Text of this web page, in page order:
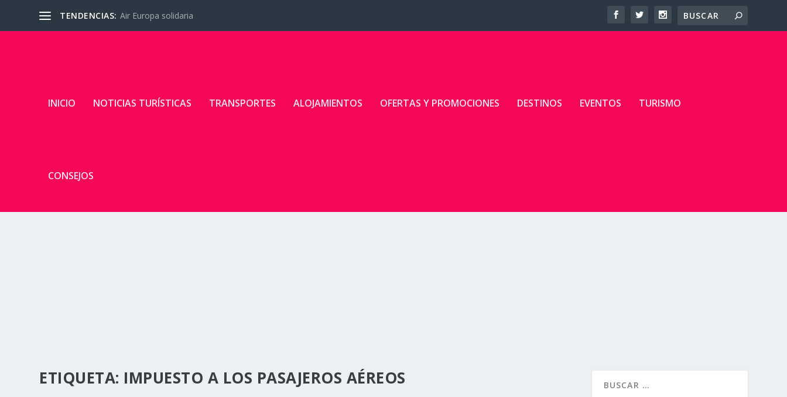
TENDENCIAS: Air Europa solidaria
INICIO NOTICIAS TURÍSTICAS TRANSPORTES ALOJAMIENTOS OFERTAS Y PROMOCIONES DESTINOS EVENTOS TURISMO
CONSEJOS
ETIQUETA: IMPUESTO A LOS PASAJEROS AÉREOS